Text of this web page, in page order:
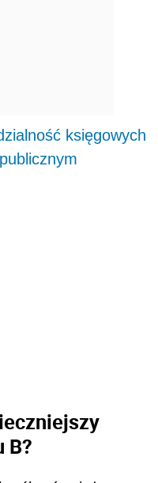
księgowych
B?